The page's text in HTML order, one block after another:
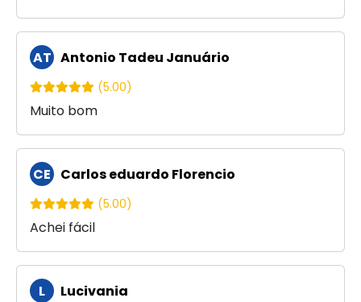
AT Antonio Tadeu Januário
(5.00)
Muito bom
CE Carlos eduardo Florencio
(5.00)
Achei fácil
L Lucivania